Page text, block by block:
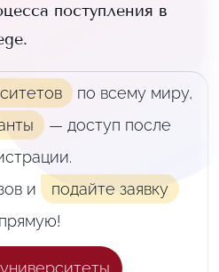
поступления в
.
по всему миру,
— доступ после
и
подайте заявку